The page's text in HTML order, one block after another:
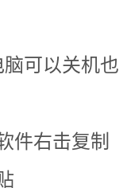
可以关机也
件右击复制